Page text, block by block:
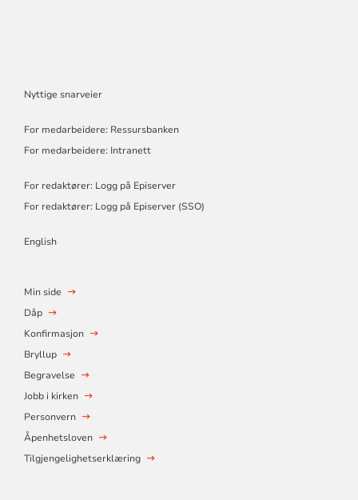
Nyttige snarveier
For medarbeidere: Ressursbanken
For medarbeidere: Intranett
For redaktører: Logg på Episerver
For redaktører: Logg på Episerver (SSO)
English
Min side
Dåp
Konfirmasjon
Bryllup
Begravelse
Jobb i kirken
Personvern
Åpenhetsloven
Tilgjengelighetserklæring